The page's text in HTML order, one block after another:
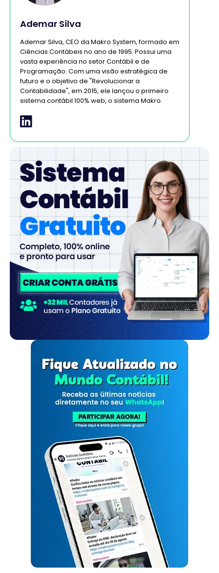
Ademar Silva
Ademar Silva, CEO da Makro System, formado em
Ciências Contábeis no ano de 1995. Possui uma
vasta experiência no setor Contábil e de
Programação. Com uma visão estratégica de
futuro e o objetivo de "Revolucionar a
Contabilidade", em 2015, ele lançou o primeiro
sistema contábil 100% web, o sistema Makro.